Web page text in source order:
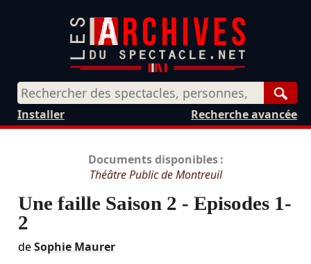
Recherche avancée
Installer
Documents disponibles :
Théâtre Public de Montreuil
Une faille Saison 2 - Épisodes 1-
2
deSophie Maurer